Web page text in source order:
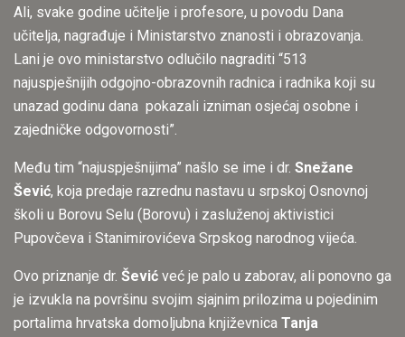
Ali, svake godine učitelje i profesore, u povodu Dana
učitelja, nagrađuje i Ministarstvo znanosti i obrazovanja.
Lani je ovo ministarstvo odlučilo nagraditi “513
najuspješnijih odgojno-obrazovnih radnica i radnika koji su
unazad godinu dana pokazali izniman osjećaj osobne i
zajedničke odgovornosti”.
Među tim “najuspješnijima” našlo se ime i dr. Snežane
Šević, koja predaje razrednu nastavu u srpskoj Osnovnoj
školi u Borovu Selu (Borovu) i zasluženoj aktivistici
Pupovčeva i Stanimirovićeva Srpskog narodnog vijeća.
Ovo priznanje dr. Šević već je palo u zaborav, ali ponovno ga
je izvukla na površinu svojim sjajnim prilozima u pojedinim
portalima hrvatska domoljubna književnica Tanja